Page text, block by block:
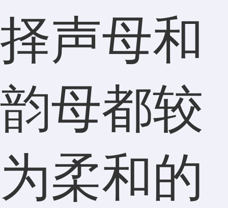
择声母和
韵母都较
为柔和的